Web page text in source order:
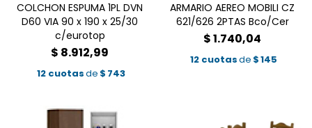
COLCHON ESPUMA 1PL DVN
D60 VIA 90 x 190 x 25/30
c/eurotop
$ 8.912,99
12 cuotasde $ 743
ARMARIO AEREO MOBILI CZ
621/626 2PTAS Bco/Cer
$1.740,04
12 cuotasde $145